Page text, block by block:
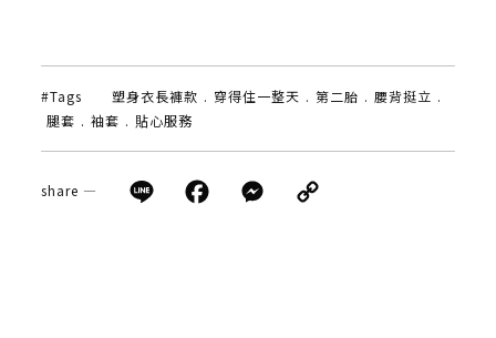
#Tags 塑身衣長褲款 . 穿得住一整天 . 第二胎 . 腰背挺立 .
腿套 . 袖套 . 貼心服務
share — Line Facebook
Messenger